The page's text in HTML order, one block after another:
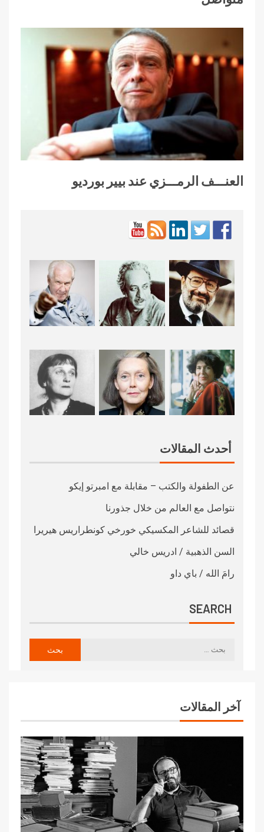
العنـــف الرمـــزي عند بيير بورديو
أحدث المقالات
عن الطفولة والكتب – مقابلة مع امبرتو إيكو
نتواصل مع العالم من خلال جذورنا
قصائد للشاعر المكسيكي خورخي كونطراريس هيريرا
السن الذهبية / ادريس خالي
رامَ الله / باي داو
SEARCH
آخر المقالات